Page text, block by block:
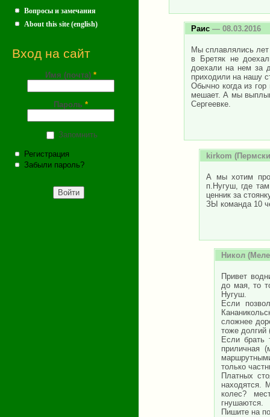
Вопросы и замечания
About this site (english)
Вход на сайт
Имя (почта) *
Пароль *
Запомнить
Регистрация
Забыли пароль?
Раис — 08.03.2016
Мы сплавлялись
в Бретяк не
доехали на нем за
приходили на нашу
Обычно когда из
мешает. А мы
Сергеевке.
kirkom
А мы хотим
п.Нугуш, где
ценник за
ЗЫ команда 10
Никол
Привет
до мая, то
Нугуш.
Если
сложнее
тоже долгий
Если брать
приличная
только
Платных
находятся.
колес?
гнушаются.
Пишите на